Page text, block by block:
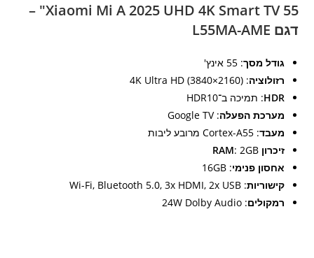
Xiaomi Mi A 2025 UHD 4K Smart TV 55" –
דגם L55MA-AME
גודל מסך: 55 אינץ'
רזולוציה: 4K Ultra HD (3840×2160)
HDR: תמיכה ב־HDR10
מערכת הפעלה: Google TV
מעבד: Cortex-A55 מרובע ליבות
זיכרון RAM: 2GB
אחסון פנימי: 16GB
קישוריות: Wi-Fi, Bluetooth 5.0, 3x HDMI, 2x USB
רמקולים: 24W Dolby Audio